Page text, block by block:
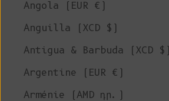
Angola (EUR €)
Anguilla (XCD $)
Antigua & Barbuda (XCD $)
Argentine (EUR €)
Arménie (AMD դր.)